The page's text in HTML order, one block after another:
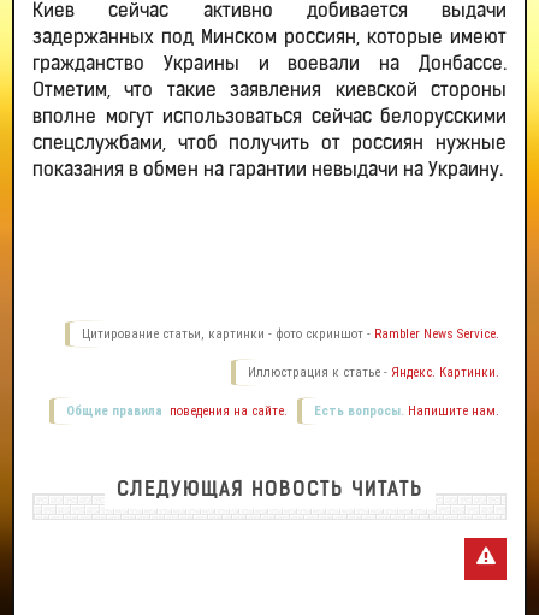
Киев сейчас активно добивается выдачи
задержанных под Минском россиян, которые имеют
гражданство Украины и воевали на Донбассе.
Отметим, что такие заявления киевской стороны
вполне могут использоваться сейчас белорусскими
спецслужбами, чтоб получить от россиян нужные
показания в обмен на гарантии невыдачи на Украину.
Цитирование статьи, картинки - фото скриншот - Rambler News Service.
Иллюстрация к статье - Яндекс. Картинки.
Есть вопросы. Напишите нам.
Общие правила поведения на сайте.
СЛЕДУЮЩАЯ НОВОСТЬ ЧИТАТЬ